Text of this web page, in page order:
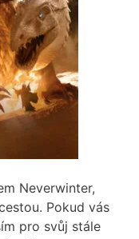
Neverwinter,
Pokud vás
pro svůj stále